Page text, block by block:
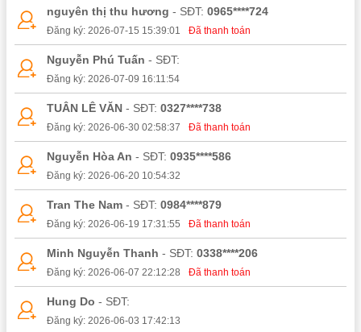
nguyên thị thu hương - SĐT: 0965****724
Đăng ký: 2026-07-15 15:39:01 Đã thanh toán
Nguyễn Phú Tuấn - SĐT:
Đăng ký: 2026-07-09 16:11:54
TUÂN LÊ VĂN - SĐT: 0327****738
Đăng ký: 2026-06-30 02:58:37 Đã thanh toán
Nguyễn Hòa An - SĐT: 0935****586
Đăng ký: 2026-06-20 10:54:32
Tran The Nam - SĐT: 0984****879
Đăng ký: 2026-06-19 17:31:55 Đã thanh toán
Minh Nguyễn Thanh - SĐT: 0338****206
Đăng ký: 2026-06-07 22:12:28 Đã thanh toán
Hung Do - SĐT:
Đăng ký: 2026-06-03 17:42:13